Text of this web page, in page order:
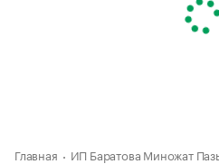
Главная ИП Баратова Миножат